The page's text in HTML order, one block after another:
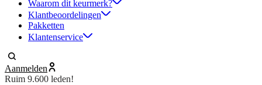
Waarom dit keurmerk?
Klantbeoordelingen
Pakketten
Klantenservice
Aanmelden
Ruim 9.600 leden!